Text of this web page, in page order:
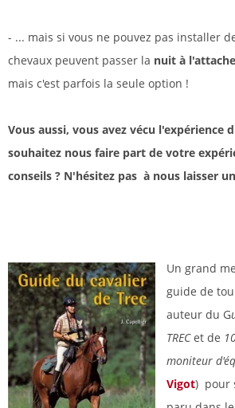
- ... mais si vous ne pouvez pas installer
chevaux peuvent passer la nuit à
mais c'est parfois la seule option !
Vous aussi, vous avez vécu l'expérience
souhaitez nous faire part de votre
conseils ? N'hésitez pas à nous laisser
Un grand
guide de
auteur du G
TRECet de
moniteur
Vigot) pour